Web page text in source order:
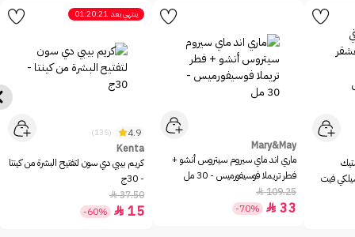
فيت
Mary&May
ماري اند ماي سيروم سيتروس أنشو +
فطر تريملا فوسيفورميس - 30 مل
109.25

33

-70%
ينتهي بعد 01:20:21
4.9
(135)
Kenta
كريم بيبي دي سون لتفتيح البشرة من كينتا
- 30ج
37.50

15

-60%